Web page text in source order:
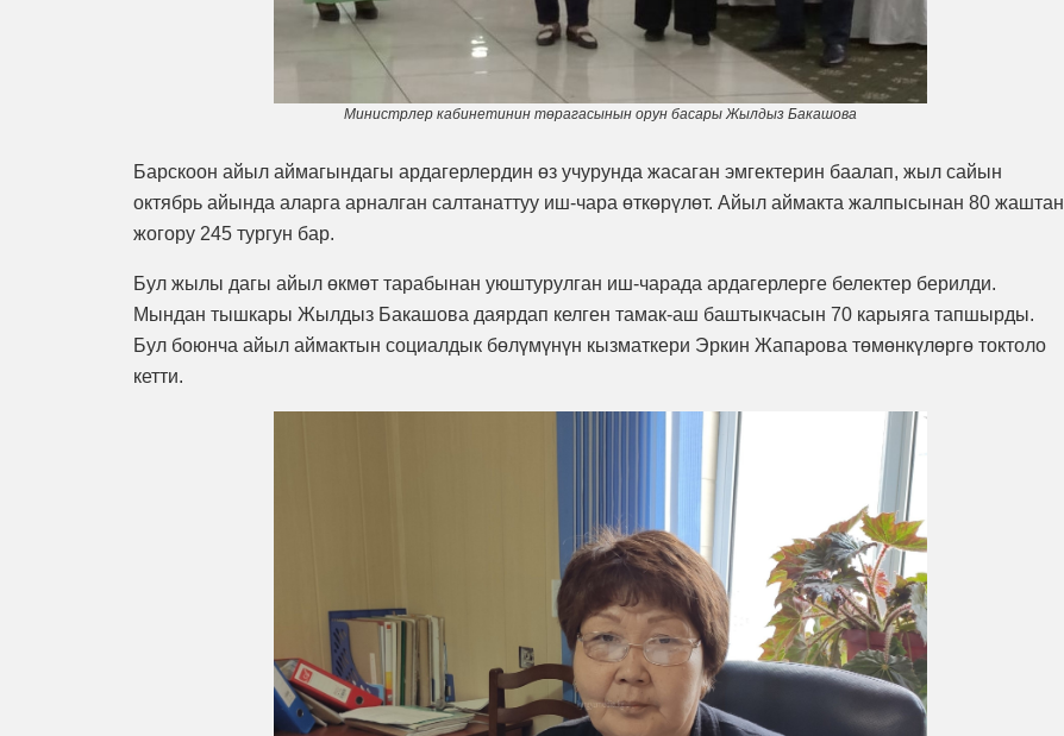
Министрлер кабинетинин төрагасынын орун басары Жылдыз Бакашова
Барскоон айыл аймагындагы ардагерлердин өз учурунда жасаган эмгектерин баалап, жыл сайын
октябрь айында аларга арналган салтанаттуу иш-чара өткөрүлөт. Айыл аймакта жалпысынан 80 жаштан
жогору 245 тургун бар.
Бул жылы дагы айыл өкмөт тарабынан уюштурулган иш-чарада ардагерлерге белектер берилди.
Мындан тышкары Жылдыз Бакашова даярдап келген тамак-аш баштыкчасын 70 карыяга тапшырды.
Бул боюнча айыл аймактын социалдык бөлүмүнүн кызматкери Эркин Жапарова төмөнкүлөргө токтоло
кетти.